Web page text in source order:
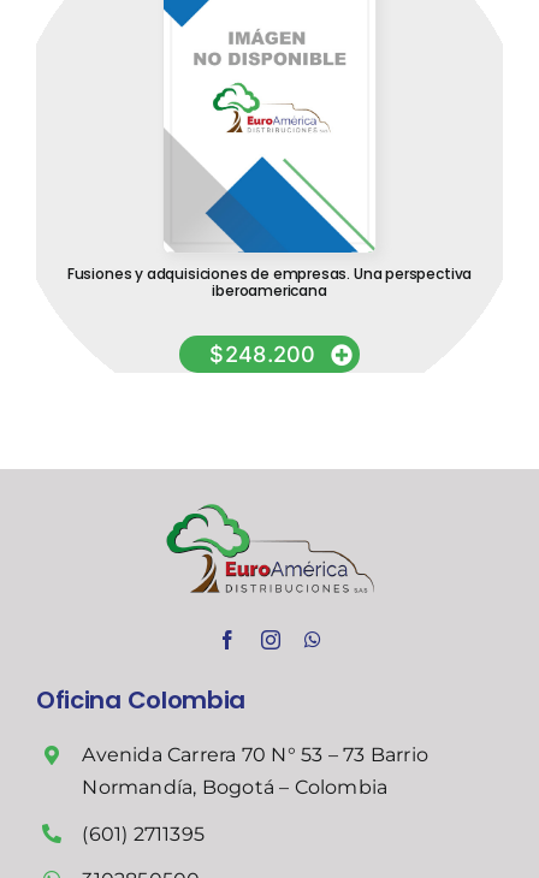
Fusiones y adquisiciones de empresas. Una perspectiva
iberoamericana
$248.200
Oficina Colombia
Avenida Carrera 70 N° 53 – 73 Barrio
Normandía, Bogotá – Colombia
(601) 2711395